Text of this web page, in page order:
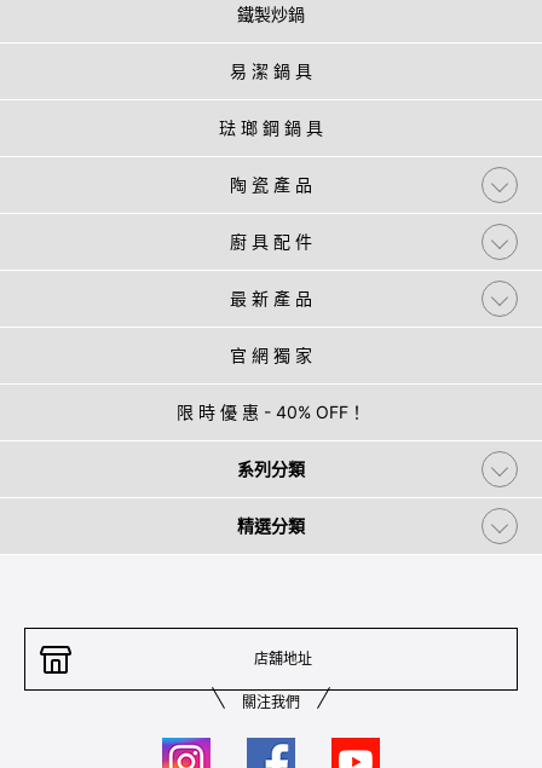
鐵製炒鍋
易 潔 鍋 具
琺 瑯 鋼 鍋 具
陶 瓷 產 品
廚 具 配 件
最 新 產 品
官 網 獨 家
限 時 優 惠 - 40% OFF！
系列分類
精選分類
店舖地址
關注我們